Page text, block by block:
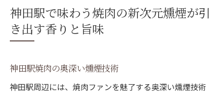
神田駅での焼肉革命: 燻煙の力
燻煙の香りに誘われて神田駅で極上焼肉体験
神田駅で味わう極上の燻煙肉
香り高き燻煙焼肉の魅力
神田駅で味わう焼肉の新次元燻煙が引
き出す香りと旨味
神田駅焼肉の奥深い燻煙技術
神田駅周辺には、焼肉ファンを魅了する奥深い燻煙技術